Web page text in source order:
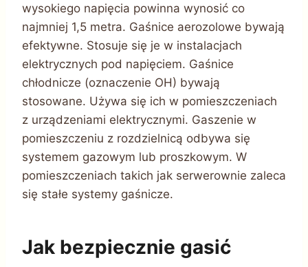
wysokiego napięcia powinna wynosić co
najmniej 1,5 metra. Gaśnice aerozolowe bywają
efektywne. Stosuje się je w instalacjach
elektrycznych pod napięciem. Gaśnice
chłodnicze (oznaczenie OH) bywają
stosowane. Używa się ich w pomieszczeniach
z urządzeniami elektrycznymi. Gaszenie w
pomieszczeniu z rozdzielnicą odbywa się
systemem gazowym lub proszkowym. W
pomieszczeniach takich jak serwerownie zaleca
się stałe systemy gaśnicze.
Jak bezpiecznie gasić